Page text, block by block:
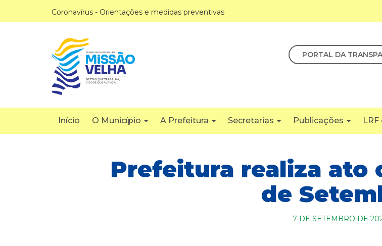
Coronavírus - Orientações e medidas preventivas
PORTAL DA
Início O Município A Prefeitura Secretarias Publicações
Prefeitura realiza ato
de
7 DE SETEMBRO DE